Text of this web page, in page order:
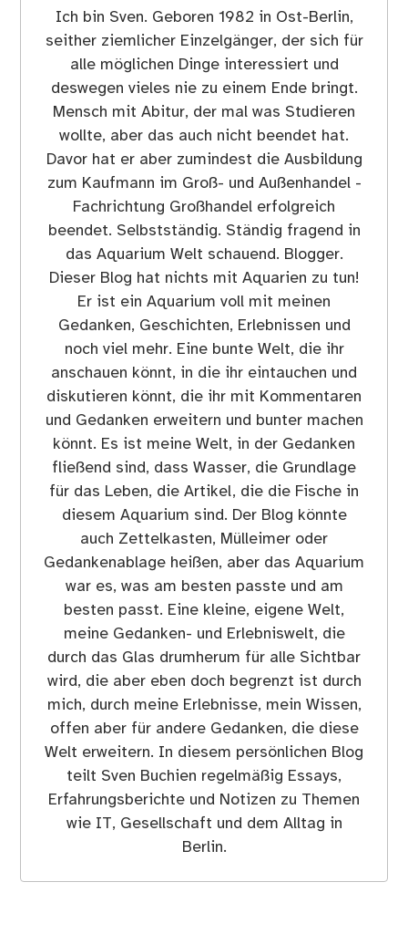
Ich bin Sven. Geboren 1982 in Ost-Berlin,
seither ziemlicher Einzelgänger, der sich für
alle möglichen Dinge interessiert und
deswegen vieles nie zu einem Ende bringt.
Mensch mit Abitur, der mal was Studieren
wollte, aber das auch nicht beendet hat.
Davor hat er aber zumindest die Ausbildung
zum Kaufmann im Groß- und Außenhandel -
Fachrichtung Großhandel erfolgreich
beendet. Selbstständig. Ständig fragend in
das Aquarium Welt schauend. Blogger.
Dieser Blog hat nichts mit Aquarien zu tun!
Er ist ein Aquarium voll mit meinen
Gedanken, Geschichten, Erlebnissen und
noch viel mehr. Eine bunte Welt, die ihr
anschauen könnt, in die ihr eintauchen und
diskutieren könnt, die ihr mit Kommentaren
und Gedanken erweitern und bunter machen
könnt. Es ist meine Welt, in der Gedanken
fließend sind, dass Wasser, die Grundlage
für das Leben, die Artikel, die die Fische in
diesem Aquarium sind. Der Blog könnte
auch Zettelkasten, Mülleimer oder
Gedankenablage heißen, aber das Aquarium
war es, was am besten passte und am
besten passt. Eine kleine, eigene Welt,
meine Gedanken- und Erlebniswelt, die
durch das Glas drumherum für alle Sichtbar
wird, die aber eben doch begrenzt ist durch
mich, durch meine Erlebnisse, mein Wissen,
offen aber für andere Gedanken, die diese
Welt erweitern. In diesem persönlichen Blog
teilt Sven Buchien regelmäßig Essays,
Erfahrungsberichte und Notizen zu Themen
wie IT, Gesellschaft und dem Alltag in
Berlin.